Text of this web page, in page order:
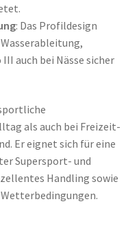
: Das Profildesign
auch bei Nässe sicher
als auch bei Freizeit-
Er eignet sich für eine
Supersport- und
Handling sowie